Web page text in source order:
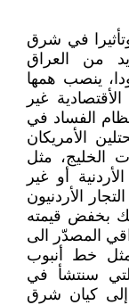
في شرق
من العراق
ينصب همها
غير
الفساد في
الأمريكان
الخليج، مثل
أو غير
الأردنيون
بخفض قيمته
المصدّر الى
مثل خط أنبوب
سنتشأ في
إلى كيان شرق